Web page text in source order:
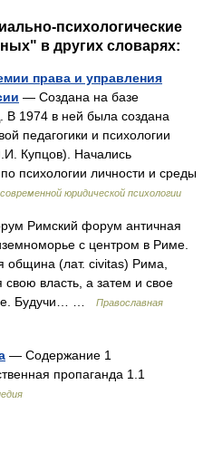
психологические
в других словарях:
права и управления
— Создана на базе
1974 в ней была создана
педагогики и психологии
Купцов). Начались
психологии личности и среды
юридической психологии
Римский форум античная
с центром в Риме.
община (лат. civitas) Рима,
власть, а затем и свое
Будучи… …
Православная
— Содержание 1
пропаганда 1.1